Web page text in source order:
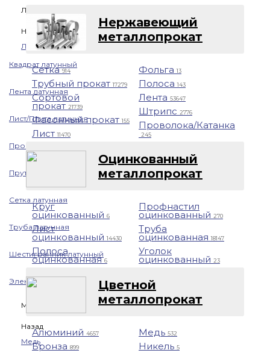
Латунь
Назад
Латунь
Квадрат латунный
Лента латунная
Лист/Плита латунная
Проволока латунная
Пруток латунный
Сетка латунная
Труба латунная
Шестигранник латунный
Электрод латунный
Медь
Назад
Медь
Нержавеющий
металлопрокат
Сетка914
Трубный прокат17279
Сортовой
прокат 21739
Фасонный прокат155
Лист11470
Фольга13
Полоса143
Лента 53647
Штрипс 2776
Проволока/Катанка
245
Оцинкованный
металлопрокат
Круг
оцинкованный 6
Лист
оцинкованный14430
Полоса
оцинкованная6
Профнастил
оцинкованный 270
Труба
оцинкованная18147
Уголок
оцинкованный 23
Цветной
металлопрокат
Алюминий 4657
Бронза 899
Медь 532
Никель 5